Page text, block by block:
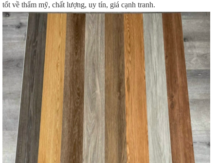
tốt về thẩm mỹ, chất lượng, uy tín, giá cạnh tranh.